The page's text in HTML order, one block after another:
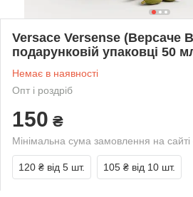
Versace Versense (Версаче
подарунковій упаковці 50
Немає в наявності
Опт і роздріб
150 ₴
Мінімальна сума замовлення на
120 ₴ від 5 шт. 105 ₴ від 10 шт.